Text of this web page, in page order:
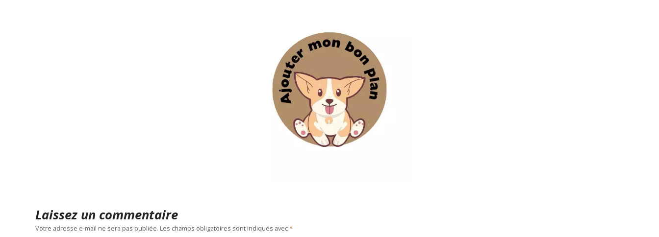
Laissez un commentaire
Votre adresse e-mail ne sera pas publiée. Les champs obligatoires sont indiqués avec